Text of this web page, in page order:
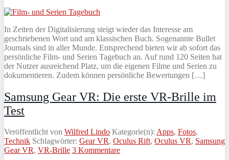
In Zeiten der Digitalisierung steigt wieder das Interesse am
geschriebenen Wort und am klassischen Buch. Sogenannte Bullet
Journals sind in aller Munde. Entsprechend bieten wir ab sofort das
persönliche Film- und Serien Tagebuch an. Auf rund 120 Seiten hat
der Nutzer ausreichend Platz, um die eigenen Filme und Serien zu
dokumentieren. Zudem können persönliche Bewertungen […]
Samsung Gear VR: Die erste VR-Brille im
Test
Veröffentlicht von Wilfred Lindo Kategorie(n): Apps, Fotos,
Technik Schlagwörter: Gear VR, Oculus Rift, Oculus VR, Samsung
Gear VR, VR-Brille 3 Kommentare